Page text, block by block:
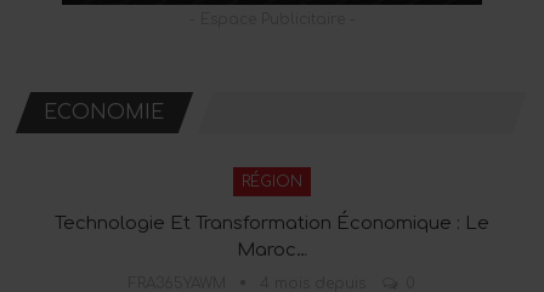
ECONOMIE
RÉGION
Technologie Et Transformation Économique : Le
Maroc…